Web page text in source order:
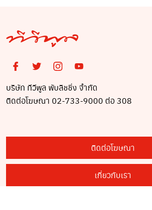
บริษัท ทีวีพูล พับลิชชิ่ง จำกัด
ติดต่อโฆษณา 02-733-9000 ต่อ 308
ติดต่อโฆษณา
เกี่ยวกับเรา